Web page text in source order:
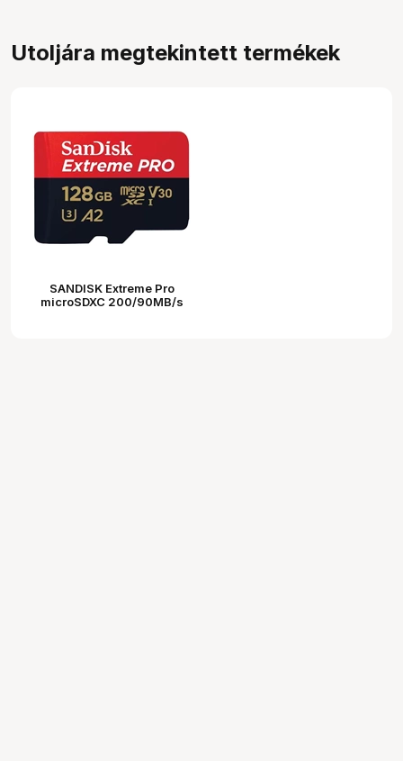
Utoljára megtekintett termékek
SANDISK Extreme Pro
microSDXC 200/90MB/s